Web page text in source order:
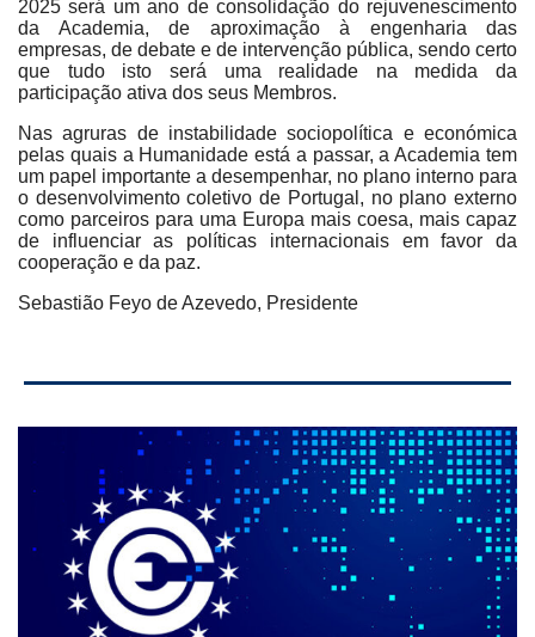
2025 será um ano de consolidação do rejuvenescimento
da Academia, de aproximação à engenharia das
empresas, de debate e de intervenção pública, sendo certo
que tudo isto será uma realidade na medida da
participação ativa dos seus Membros.
Nas agruras de instabilidade sociopolítica e económica
pelas quais a Humanidade está a passar, a Academia tem
um papel importante a desempenhar, no plano interno para
o desenvolvimento coletivo de Portugal, no plano externo
como parceiros para uma Europa mais coesa, mais capaz
de influenciar as políticas internacionais em favor da
cooperação e da paz.
Sebastião Feyo de Azevedo, Presidente